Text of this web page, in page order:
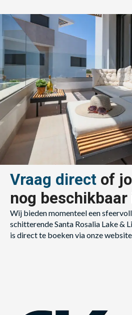
Vraag direct of
nog beschikbaar
Wij bieden momenteel een
schitterende Santa Rosalia Lake &
is direct te boeken via onze